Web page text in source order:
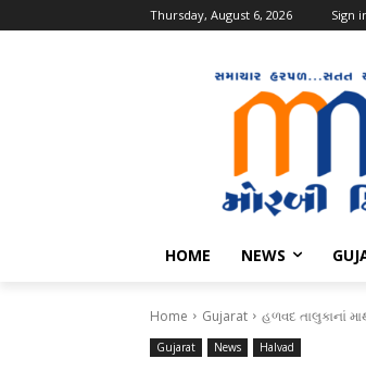
Thursday, August 6, 2026 Sign
HOME NEWS
Home Gujarat હળવદ તાલુકાનાં
Gujarat News Halvad